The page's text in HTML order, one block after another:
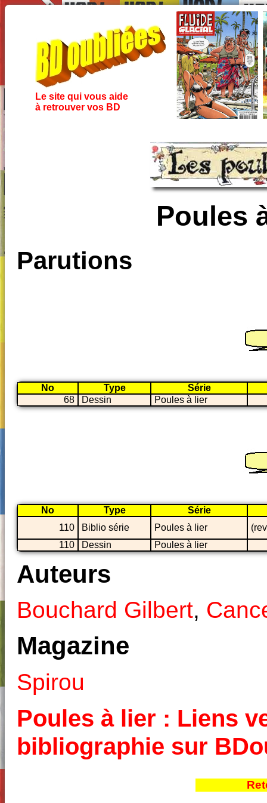
Le site qui vous aide
à retrouver vos BD
Poules
Parutions
No Type
Série
68
Dessin Poules à lier
No Type
Série
110
Biblio série Poules à lier
110
Dessin Poules à lier
Auteurs
Bouchard Gilbert,
Magazine
Spirou
Poules à lier : Liens
bibliographie sur